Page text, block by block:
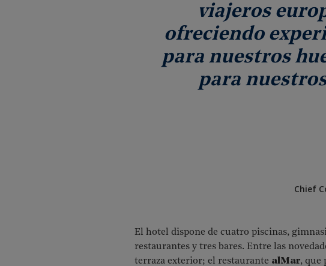
viajeros
ofreciendo
para nuestros
para
Chief
El hotel dispone de cuatro piscinas,
restaurantes y tres bares. Entre las
terraza exterior; el restaurante alMar, que